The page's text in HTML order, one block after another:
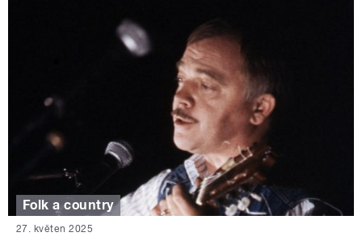
Folk a country
27. květen 2025